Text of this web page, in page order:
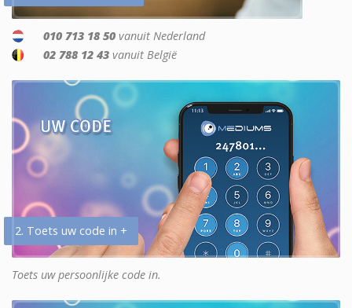
010 713 18 50 vanuit Nederland
02 788 12 43 vanuit België
2. Toets uw code in +
Toets uw persoonlijke code in.